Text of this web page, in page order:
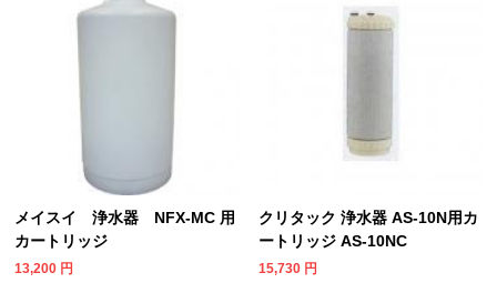
メイスイ 浄水器 NFX-MC 用
カートリッジ
13,200 円
クリタック 浄水器 AS-10N用カ
ートリッジ AS-10NC
15,730 円